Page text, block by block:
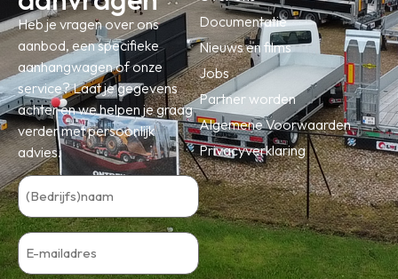
Heb je vragen over ons
aanbod, een specifieke
aanhangwagen of onze
service? Laat je gegevens
achter en we helpen je graag
verder met persoonlijk
advies.
Documentatie
Nieuws en films
Jobs
Partner worden
Algemene Voorwaarden
Privacyverklaring